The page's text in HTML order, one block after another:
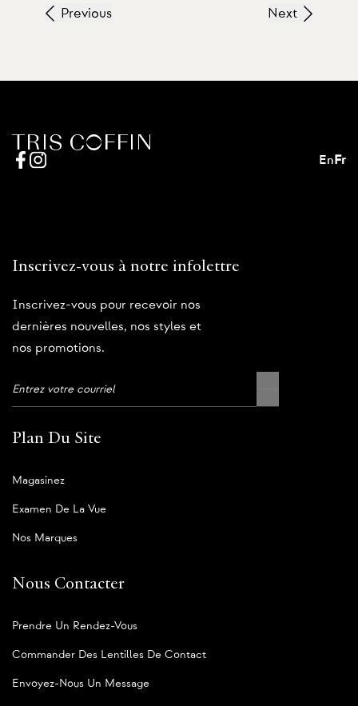
Previous Next
En Fr
Inscrivez-vous à notre infolettre
Inscrivez-vous pour recevoir nos
dernières nouvelles, nos styles et
nos promotions.
Plan Du Site
Magasinez
Examen De La Vue
Nos Marques
Nous Contacter
Prendre Un Rendez-Vous
Commander Des Lentilles De Contact
Envoyez-Nous Un Message